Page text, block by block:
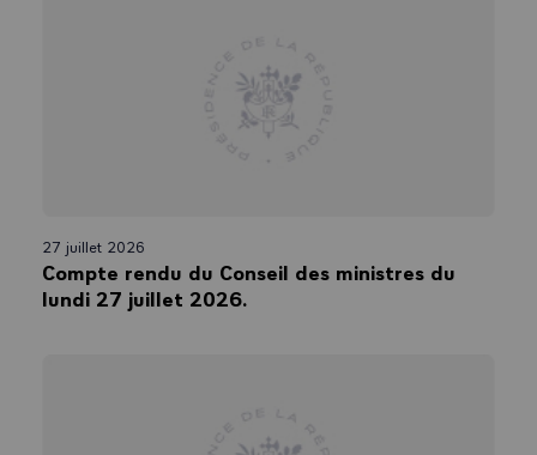
27 juillet 2026
Compte rendu du Conseil des ministres du
lundi 27 juillet 2026.